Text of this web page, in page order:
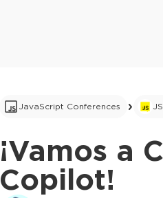
JavaScript Conferences
¡Vamos a
Copilot!